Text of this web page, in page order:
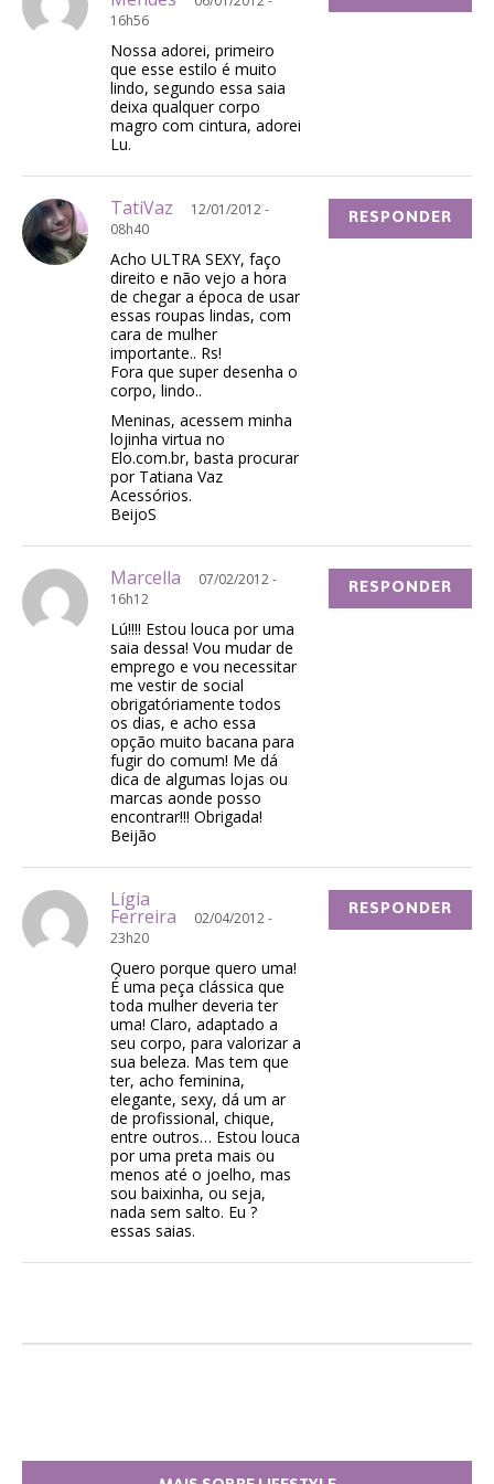
16h56
Nossa adorei, primeiro
que esse estilo é muito
lindo, segundo essa saia
deixa qualquer corpo
magro com cintura, adorei
Lu.
TatiVaz
12/01/2012 -
08h40
Acho ULTRA SEXY, faço
direito e não vejo a hora
de chegar a época de usar
essas roupas lindas, com
cara de mulher
importante.. Rs!
Fora que super desenha o
corpo, lindo..
Meninas, acessem minha
lojinha virtua no
Elo.com.br, basta procurar
por Tatiana Vaz
Acessórios.
BeijoS
RESPONDER
Marcella
07/02/2012 -
16h12
Lú!!!! Estou louca por uma
saia dessa! Vou mudar de
emprego e vou necessitar
me vestir de social
obrigatóriamente todos
os dias, e acho essa
opção muito bacana para
fugir do comum! Me dá
dica de algumas lojas ou
marcas aonde posso
encontrar!!! Obrigada!
Beijão
RESPONDER
Lígia
Ferreira
02/04/2012 -
23h20
Quero porque quero uma!
É uma peça clássica que
toda mulher deveria ter
uma! Claro, adaptado a
seu corpo, para valorizar a
sua beleza. Mas tem que
ter, acho feminina,
elegante, sexy, dá um ar
de profissional, chique,
entre outros… Estou louca
por uma preta mais ou
menos até o joelho, mas
sou baixinha, ou seja,
nada sem salto. Eu ?
essas saias.
RESPONDER